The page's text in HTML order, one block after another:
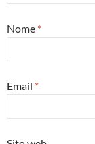
Nome *
Email *